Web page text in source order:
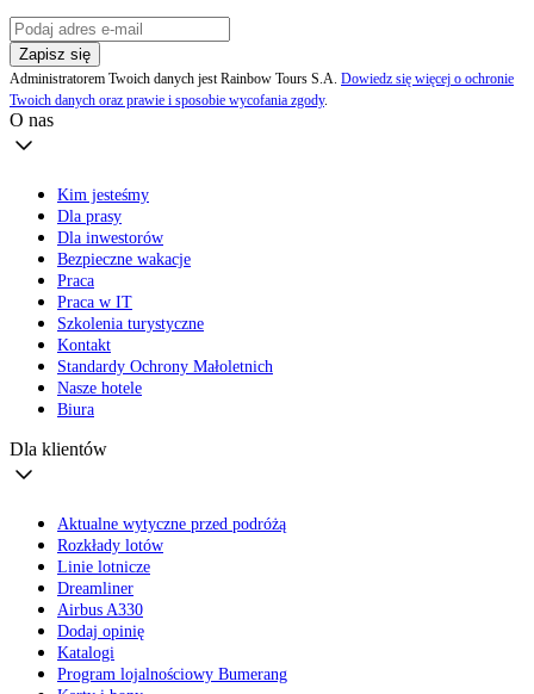
Zapisz się
Administratorem Twoich danych jest Rainbow Tours S.A. Dowiedz się więcej o ochronie
Twoich danych oraz prawie i sposobie wycofania zgody.
O nas
Kim jesteśmy
Dla prasy
Dla inwestorów
Bezpieczne wakacje
Praca
Praca w IT
Szkolenia turystyczne
Kontakt
Standardy Ochrony Małoletnich
Nasze hotele
Biura
Dla klientów
Aktualne wytyczne przed podróżą
Rozkłady lotów
Linie lotnicze
Dreamliner
Airbus A330
Dodaj opinię
Katalogi
Program lojalnościowy Bumerang